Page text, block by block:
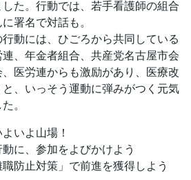
た。行動では、若手看護師の組合
署名で対話も。
動には、ひごろから共同している
、年金者組合、共産党名古屋市会
医労連からも激励があり、医療改
、いっそう運動に弾みがつく元気
。
いよ山場！
に、参加をよびかけよう
防止対策」で前進を獲得しよう